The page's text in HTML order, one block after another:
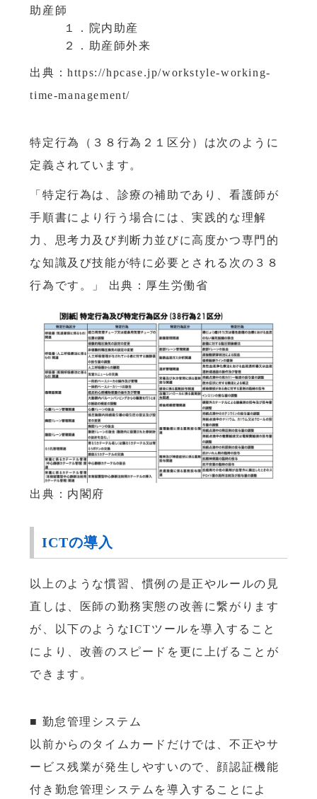
助産師
１．院内助産
２．助産師外来
出典：https://hpcase.jp/workstyle-working-
time-management/
特定行為（３８行為２１区分）は次のように
定義されています。
「特定行為は、診療の補助であり、看護師が
手順書により行う場合には、実践的な理解
力、思考力及び判断力並びに高度かつ専門的
な知識及び技能が特に必要とされる次の３８
行為です。」 出典：厚生労働省
出典：内閣府
ICTの導入
以上のような慣習、慣例の是正やルールの見
直しは、医師の勤務実態の改善に繋がります
が、以下のようなICTツールを導入すること
により、改善のスピードを更に上げることが
できます。
■ 勤怠管理システム
以前からのタイムカードだけでは、不正やサ
ービス残業が発生しやすいので、顔認証機能
付き勤怠管理システムを導入することによ